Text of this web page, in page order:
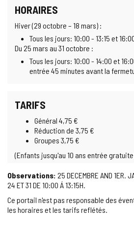
HORAIRES
Hiver (29 octobre – 18 mars) :
Tous les jours: 10:00 - 13:15 et
Du 25 mars au 31 octobre :
Tous les jours: 10:00 - 14:00 et
entrée 45 minutes avant la
TARIFS
Général 4,75 €
Réduction de 3,75 €
Groupes 3,75 €
(Enfants jusqu'au 10 ans entrée
Observations: 25 DECEMBRE AND 1ER.
24 ET 31 DE 10:00 Á 13:15H.
Ce portail n'est pas responsable des
les horaires et les tarifs reflétés.